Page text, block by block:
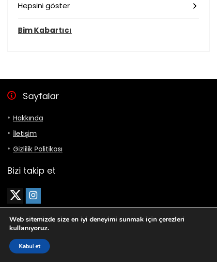
Hepsini göster
Bim Kabartıcı
Sayfalar
Hakkında
İletişim
Gizlilik Politikası
Bizi takip et
en-iyi.com.tr | Harika şeyler olacak.
Web sitemizde size en iyi deneyimi sunmak için çerezleri
kullanıyoruz.
Kabul et